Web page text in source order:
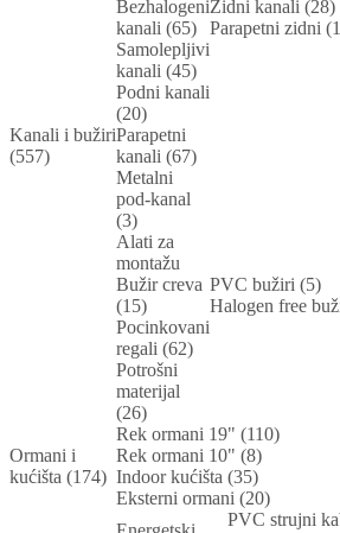
Kanali i bužiri
(557)
Bezhalogeni
kanali (65)
Zidni kanali (28)
Parapetni zidni
Samolepljivi
kanali (45)
Podni kanali
(20)
Parapetni
kanali (67)
Metalni
pod-kanal
(3)
Alati za
montažu
Bužir creva
(15)
PVC bužiri (5)
Halogen free
Pocinkovani
regali (62)
Potrošni
materijal
(26)
Ormani i
kućišta (174)
Rek ormani 19" (110)
Rek ormani 10" (8)
Indoor kućišta (35)
Eksterni ormani (20)
PVC strujni